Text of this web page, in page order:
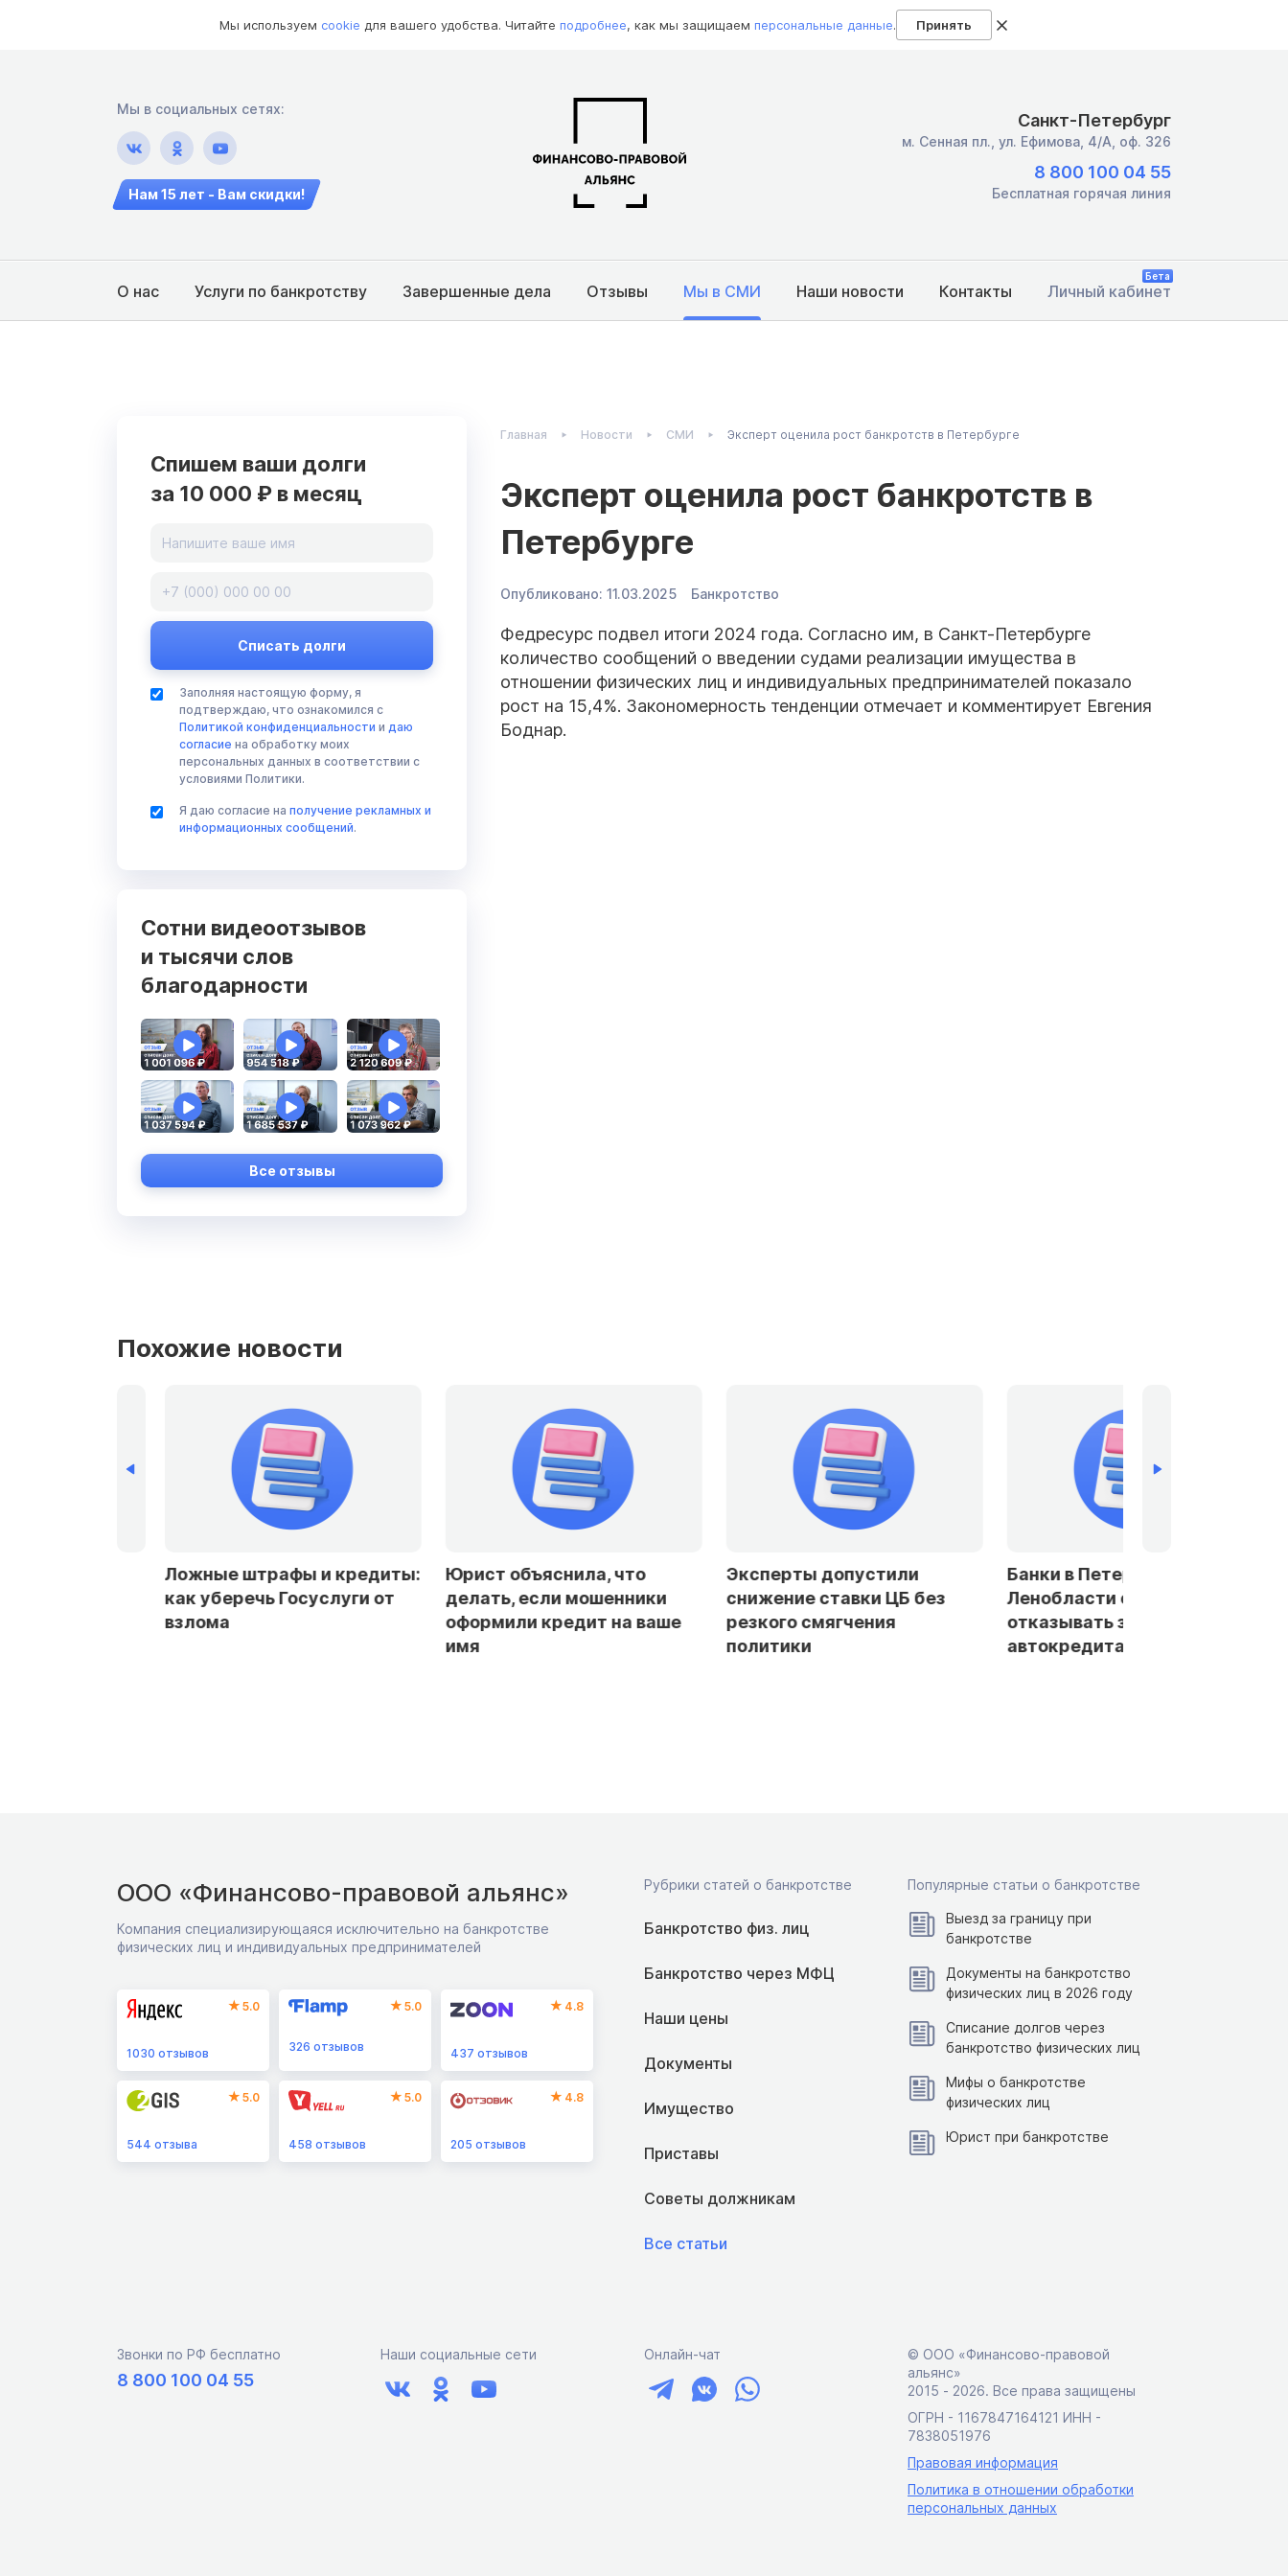
Мы используем cookie для вашего удобства. Читайте подробнее, как мы защищаем персональные данные. Принять
Мы в социальных сетях:
Нам 15 лет - Вам скидки!
Санкт-Петербург
м. Сенная пл., ул. Ефимова, 4/А, оф. 326
8 800 100 04 55
Бесплатная горячая линия
О нас Услуги по банкротству Завершенные дела Отзывы Мы в СМИ Наши новости Контакты Личный кабинет
Бета
Спишем ваши долги
за 10 000 ₽ в месяц
Заполняя настоящую форму, я
подтверждаю, что ознакомился с
Политикой конфиденциальности и даю
согласие на обработку моих
персональных данных в соответствии с
условиями Политики.
Я даю согласие на получение рекламных и
информационных сообщений.
Сотни видеоотзывов
и тысячи слов
благодарности
Все отзывы
Главная Новости СМИ Эксперт оценила рост банкротств в Петербурге
Эксперт оценила рост банкротств в
Петербурге
Опубликовано: 11.03.2025 Банкротство
Федресурс подвел итоги 2024 года. Согласно им, в Санкт-Петербурге
количество сообщений о введении судами реализации имущества в
отношении физических лиц и индивидуальных предпринимателей показало
рост на 15,4%. Закономерность тенденции отмечает и комментирует Евгения
Боднар.
Похожие новости
Ложные штрафы и кредиты:
как уберечь Госуслуги от
взлома
Юрист объяснила, что
делать, если мошенники
оформили кредит на ваше
имя
Эксперты допустили
снижение ставки ЦБ без
резкого смягчения
политики
Банки в Петербурге и
Ленобласти стали чаще
отказывать заемщикам в
автокредитах
ООО «Финансово-правовой альянс»
Компания специализирующаяся исключительно на банкротстве
физических лиц и индивидуальных предпринимателей
5.0
1030 отзывов
5.0
326 отзывов
4.8
437 отзывов
5.0
544 отзыва
5.0
458 отзывов
4.8
205 отзывов
Рубрики статей о банкротстве
Банкротство физ. лиц
Банкротство через МФЦ
Наши цены
Документы
Имущество
Приставы
Советы должникам
Все статьи
Популярные статьи о банкротстве
Выезд за границу при
банкротстве
Документы на банкротство
физических лиц в 2026 году
Списание долгов через
банкротство физических лиц
Мифы о банкротстве
физических лиц
Юрист при банкротстве
Звонки по РФ бесплатно
8 800 100 04 55
Наши социальные сети Онлайн-чат
© ООО «Финансово-правовой
альянс»
2015 ‑ 2026. Все права защищены
ОГРН - 1167847164121 ИНН -
7838051976
Правовая информация
Политика в отношении обработки
персональных данных